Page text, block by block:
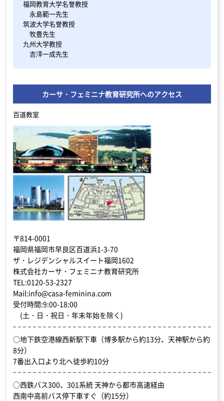
福岡教育大学名誉教授
永島範一先生
筑波大学名誉教授
牧豊先生
九州大学教授
吉澤一成先生
カーサ・フェミニナ教育研究所へのアクセス
百道教室
〒814-0001
福岡県福岡市早良区百道浜1-3-70
ザ・レジデンシャルスイート福岡1602
株式会社カーサ・フェミニナ教育研究所
TEL:0120-53-2327
Mail:info@casa-feminina.com
受付時間:9:00-18:00
(土・日・祝日・年末年始を除く)
○地下鉄空港線西新駅下車（博多駅から約13分、天神駅から約
8分）
7番出入口より北へ徒歩約10分
○西鉄バス300、301系統 天神から都市高速経由
西南中高前バス停下車すぐ（約15分）